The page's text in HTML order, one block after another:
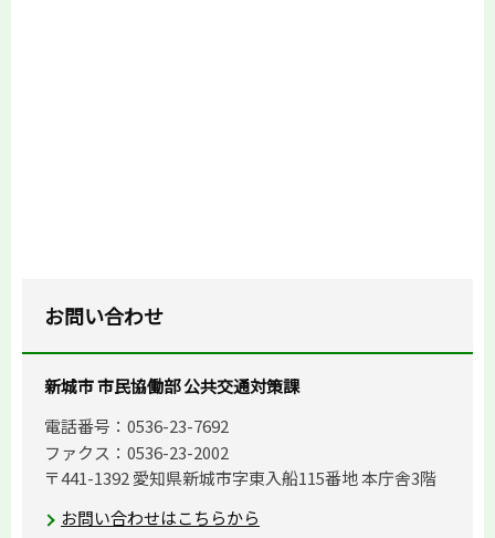
お問い合わせ
新城市 市民協働部 公共交通対策課
電話番号：0536-23-7692
ファクス：0536-23-2002
〒441-1392 愛知県新城市字東入船115番地 本庁舎3階
お問い合わせはこちらから